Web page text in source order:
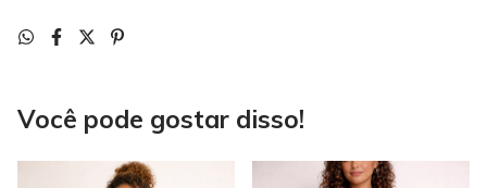
Você pode gostar disso!